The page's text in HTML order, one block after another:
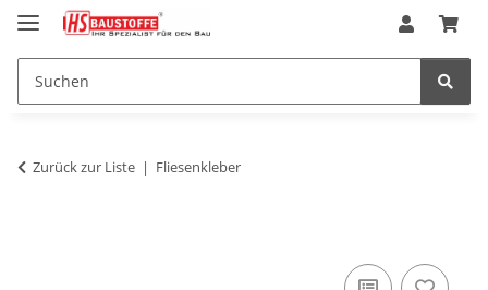
Zurück zur Liste Fliesenkleber